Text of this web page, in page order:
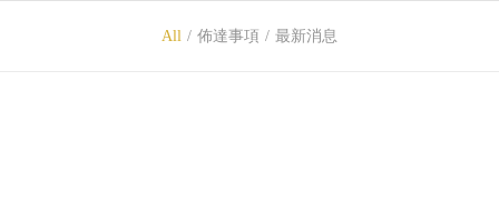
All / 佈達事項 / 最新消息